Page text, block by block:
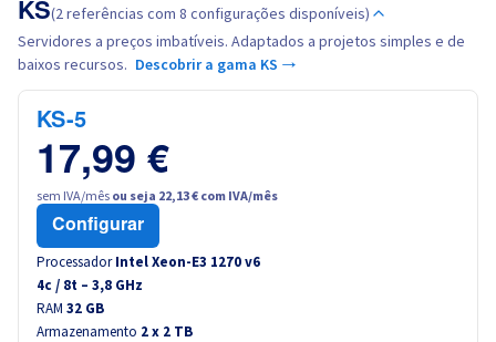
Portugal
Tunísia
Canada (en)
Canada (fr)
KS(2 referências com 8 configurações disponíveis)
Servidores a preços imbatíveis. Adaptados a projetos simples e de
baixos recursos. Descobrir a gama KS →
KS-5
17,99 €
sem IVA/mês ou seja 22,13 € com IVA/mês
Configurar
Processador Intel Xeon-E3 1270 v6
4c / 8t – 3,8 GHz
RAM 32 GB
Armazenamento 2 x 2 TB